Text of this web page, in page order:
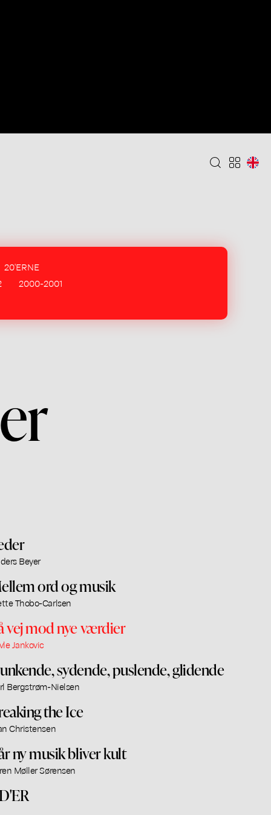
20'ERNE
2000-2001
Beyer
ord og musik
Thobo-Carlsen
vej mod nye værdier
Jankovic
sydende, puslende, glidende
Bergstrøm-Nielsen
the Ice
Christensen
ny musik bliver kult
Møller Sørensen